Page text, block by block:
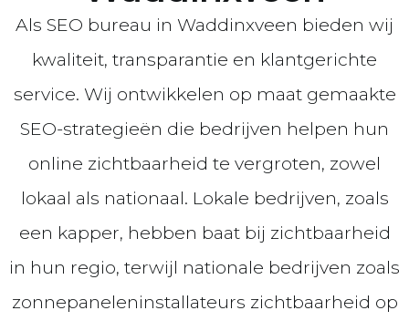
Als SEO bureau in Waddinxveen bieden wij
kwaliteit, transparantie en klantgerichte
service. Wij ontwikkelen op maat gemaakte
SEO-strategieën die bedrijven helpen hun
online zichtbaarheid te vergroten, zowel
lokaal als nationaal. Lokale bedrijven, zoals
een kapper, hebben baat bij zichtbaarheid
in hun regio, terwijl nationale bedrijven zoals
zonnepaneleninstallateurs zichtbaarheid op